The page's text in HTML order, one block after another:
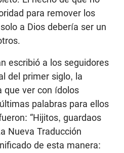
para remover los
a Dios debería ser un
escribió a los seguidores
del primer siglo, la
que ver con ídolos
palabras para ellos
“Hijitos, guardaos
Nueva Traducción
de esta manera: